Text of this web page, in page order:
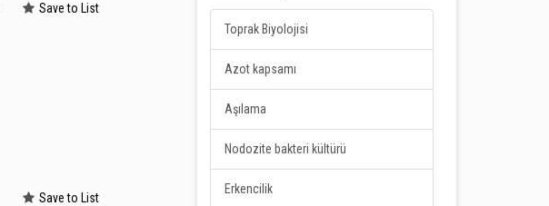
Save to List
Save to List
Toprak Biyolojisi
Azot kapsamı
Aşılama
Nodozite bakteri kültürü
Erkencilik